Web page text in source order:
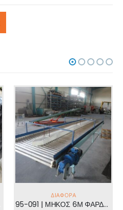
ΔΙΆΦΟΡΑ
95-091 | ΜΗΚΟΣ 6Μ ΦΑΡΔΟΣ 1,3Μ | TAINIA ΔΙΑΛΟΓΗΣ ΦΡΟΥΤΩΝ ΚΑΙ ΠΑΤΑΤΑΣ